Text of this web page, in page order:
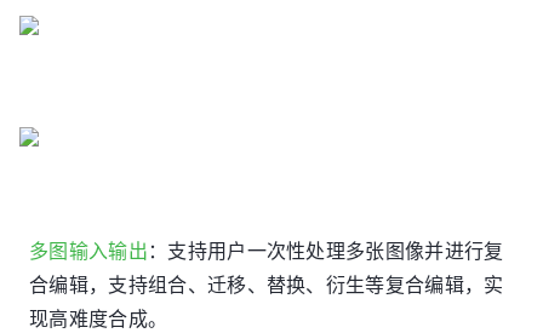
多图输入输出：支持用户一次性处理多张图像并进行复
合编辑，支持组合、迁移、替换、衍生等复合编辑，实
现高难度合成。